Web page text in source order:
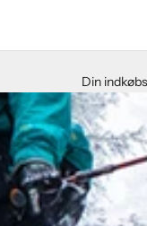
Din